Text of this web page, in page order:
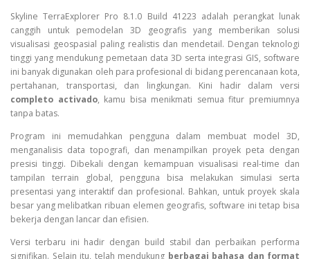
Skyline TerraExplorer Pro 8.1.0 Build 41223 adalah perangkat lunak
canggih untuk pemodelan 3D geografis yang memberikan solusi
visualisasi geospasial paling realistis dan mendetail. Dengan teknologi
tinggi yang mendukung pemetaan data 3D serta integrasi GIS, software
ini banyak digunakan oleh para profesional di bidang perencanaan kota,
pertahanan, transportasi, dan lingkungan. Kini hadir dalam versi
completo activado, kamu bisa menikmati semua fitur premiumnya
tanpa batas.
Program ini memudahkan pengguna dalam membuat model 3D,
menganalisis data topografi, dan menampilkan proyek peta dengan
presisi tinggi. Dibekali dengan kemampuan visualisasi real-time dan
tampilan terrain global, pengguna bisa melakukan simulasi serta
presentasi yang interaktif dan profesional. Bahkan, untuk proyek skala
besar yang melibatkan ribuan elemen geografis, software ini tetap bisa
bekerja dengan lancar dan efisien.
Versi terbaru ini hadir dengan build stabil dan perbaikan performa
signifikan. Selain itu, telah mendukung berbagai bahasa dan format